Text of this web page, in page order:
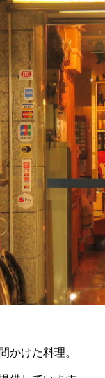
かけた料理。